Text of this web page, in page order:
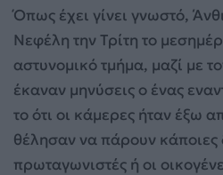
Όπως έχει γίνει γνωστό,
Νεφέλη την Τρίτη το
αστυνομικό τμήμα, μαζί με
έκαναν μηνύσεις ο ένας
το ότι οι κάμερες ήταν έξω
θέλησαν να πάρουν κάποιες
πρωταγωνιστές ή οι